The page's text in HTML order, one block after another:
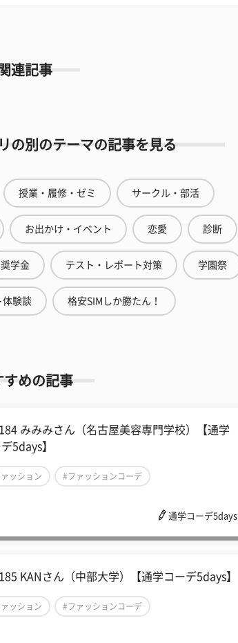
関連記事
の別のテーマの記事を見る
授業・履修・ゼミ サークル・部活
お出かけ・イベント 恋愛 診断
奨学金 テスト・レポート対策 学園祭
体験談 格安SIMしか勝たん！
すめの記事
みみみさん（名古屋美容専門学校）【通学
5days】
ッション #ファッションコーデ
通学コーデ5days
KANさん（中部大学）【通学コーデ5days】
ッション #ファッションコーデ